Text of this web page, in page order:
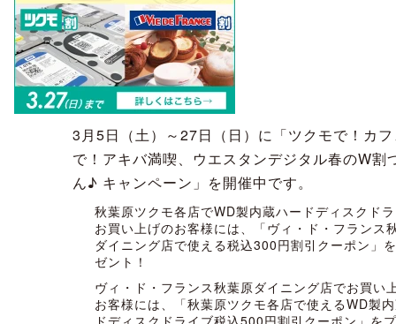
3月5日（土）～27日（日）に「ツクモで！カ
で！アキバ満喫、ウエスタンデジタル春のW割
ん♪ キャンペーン」を開催中です。
秋葉原ツクモ各店でWD製内蔵ハードディスクド
お買い上げのお客様には、「ヴィ・ド・フランス
ダイニング店で使える税込300円割引クーポン」
ゼント！
ヴィ・ド・フランス秋葉原ダイニング店でお買い
お客様には、「秋葉原ツクモ各店で使えるWD製